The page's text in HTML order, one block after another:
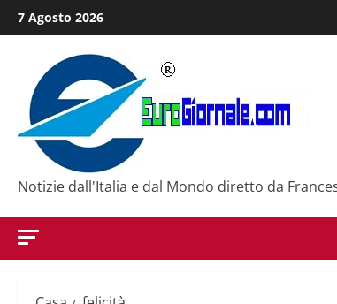
Salta
al
contenuto
7 Agosto 2026
Notizie dall'Italia e dal Mondo diretto da